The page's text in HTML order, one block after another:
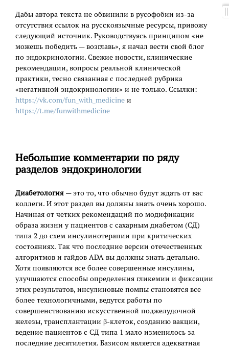
Дабы автора текста не обвинили в русофобии из-за
отсутствия ссылок на русскоязычные ресурсы, привожу
следующий источник. Руководствуясь принципом «не
можешь победить — возглавь», я начал вести свой блог
по эндокринологии. Свежие новости, клинические
рекомендации, вопросы реальной клинической
практики, тесно связанная с последней рубрика
«негативной эндокринологии» и не только. Ссылки:
https://vk.com/fun_with_medicine и
https://t.me/funwithmedicine
Небольшие комментарии по ряду
разделов эндокринологии
Диабетология — это то, что обычно будут ждать от вас
коллеги. И этот раздел вы должны знать очень хорошо.
Начиная от четких рекомендаций по модификации
образа жизни у пациентов с сахарным диабетом (СД)
типа 2 до схем инсулинотерапии при критических
состояниях. Так что последние версии отечественных
алгоритмов и гайдов ADA вы должны знать детально.
Хотя появляются все более совершенные инсулины,
улучшаются способы определения гликемии и фиксации
этих результатов, инсулиновые помпы становятся все
более технологичными, ведутся работы по
совершенствованию искусственной поджелудочной
железы, трансплантации β-клеток, созданию вакцин,
ведение пациентов с СД типа 1 мало изменилось за
последние десятилетия. Базисом является адекватная